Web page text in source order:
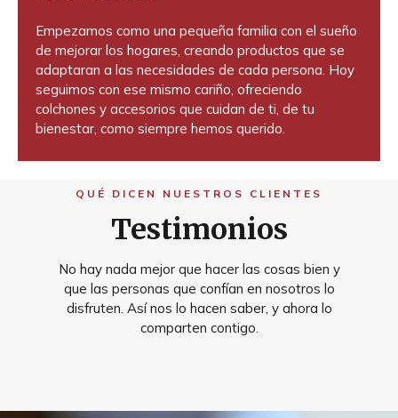
Empezamos como una pequeña familia con el sueño
de mejorar los hogares, creando productos que se
adaptaran a las necesidades de cada persona. Hoy
seguimos con ese mismo cariño, ofreciendo
colchones y accesorios que cuidan de ti, de tu
bienestar, como siempre hemos querido.
QUÉ DICEN NUESTROS CLIENTES
Testimonios
No hay nada mejor que hacer las cosas bien y
que las personas que confían en nosotros lo
disfruten. Así nos lo hacen saber, y ahora lo
comparten contigo.